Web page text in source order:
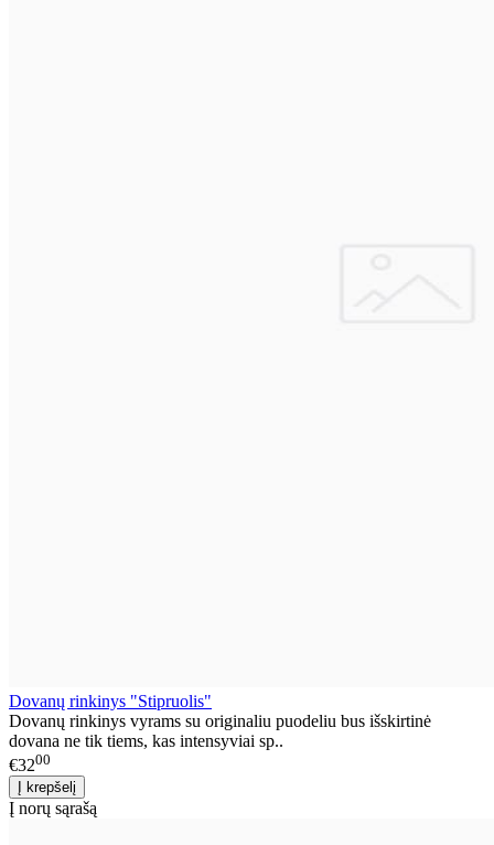
Dovanų rinkinys "Stipruolis"
Dovanų rinkinys vyrams su originaliu puodeliu bus išskirtinė
dovana ne tik tiems, kas intensyviai sp..
€3200
Į norų sąrašą